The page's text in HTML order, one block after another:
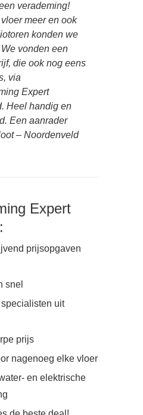
verademing!
meer en ook
konden we
vonden een
die ook nog eens
via
Expert
Heel handig en
Een aanrader
– Noordenveld
Expert
prijsopgaven
snel
uit
prijs
nagenoeg elke vloer
en elektrische